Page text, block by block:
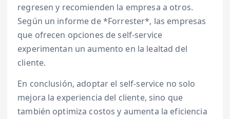
regresen y recomienden la empresa a otros.
Según un informe de *Forrester*, las empresas
que ofrecen opciones de self-service
experimentan un aumento en la lealtad del
cliente.
En conclusión, adoptar el self-service no solo
mejora la experiencia del cliente, sino que
también optimiza costos y aumenta la eficiencia